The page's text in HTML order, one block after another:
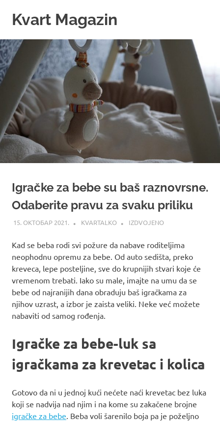
Kvart Magazin
click
od
Igračke za bebe su baš raznovrsne.
Odaberite pravu za svaku priliku
15. ОКТОБАР 2021. KVARTALKO IZDVOJENO
Kad se beba rodi svi požure da nabave roditeljima
neophodnu opremu za bebe. Od auto sedišta, preko
kreveca, lepe posteljine, sve do krupnijih stvari koje će
vremenom trebati. Iako su male, imajte na umu da se
bebe od najranijih dana obraduju baš igračkama za
njihov uzrast, a izbor je zaista veliki. Neke već možete
nabaviti od samog rođenja.
Igračke za bebe-luk sa
igračkama za krevetac i kolica
Gotovo da ni u jednoj kući nećete naći krevetac bez luka
koji se nadvija nad njim i na kome su zakačene brojne
igračke za bebe . Beba voli šarenilo boja pa je poželjno